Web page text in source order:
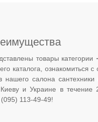
товары
каталога, ознакомиться
нашего салона
и Украине в
113-49-49!